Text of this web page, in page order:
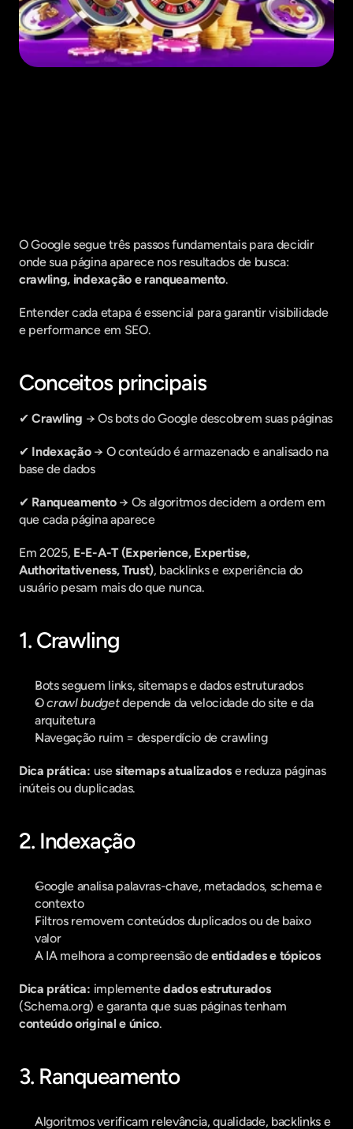
O Google segue três passos fundamentais para decidir
crawling, indexação e ranqueamento.
Entender cada etapa é essencial para garantir visibilidade
e performance em SEO.
Conceitos principais
✔ Crawling → Os bots do Google descobrem suas páginas
✔ Indexação → O conteúdo é armazenado e analisado na
base de dados
✔ Ranqueamento → Os algoritmos decidem a ordem em
que cada página aparece
Em 2025, E-E-A-T (Experience, Expertise,
Authoritativeness, Trust), backlinks e experiência do
usuário pesam mais do que nunca.
1. Crawling
Bots seguem links, sitemaps e dados estruturados
O crawl budget depende da velocidade do site e da
arquitetura
Navegação ruim = desperdício de crawling
Dica prática: use sitemaps atualizados e reduza páginas
inúteis ou duplicadas.
2. Indexação
Google analisa palavras-chave, metadados, schema e
contexto
Filtros removem conteúdos duplicados ou de baixo
valor
A IA melhora a compreensão de entidades e tópicos
Dica prática: implemente dados estruturados
conteúdo original e único.
3. Ranqueamento
Algoritmos verificam relevância, qualidade, backlinks e